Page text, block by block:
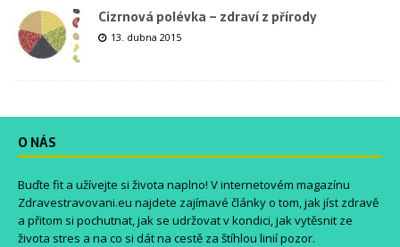
Cizrnová polévka – zdraví z přírody
13. dubna 2015
O NÁS
Buďte fit a užívejte si života naplno! V internetovém magazínu
Zdravestravovani.eu najdete zajímavé články o tom, jak jíst zdravě
a přitom si pochutnat, jak se udržovat v kondici, jak vytěsnit ze
života stres a na co si dát na cestě za štíhlou linií pozor.